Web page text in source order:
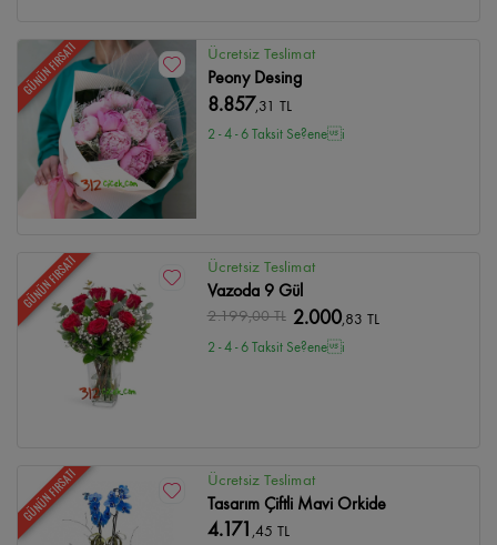
GÜNÜN FIRSATI Ücretsiz Teslimat
Peony Desing
8.857,31 TL
2 - 4 - 6 Taksit Se?enei
GÜNÜN FIRSATI Ücretsiz Teslimat
Vazoda 9 Gül
2.199,00 TL 2.000,83 TL
2 - 4 - 6 Taksit Se?enei
GÜNÜN FIRSATI Ücretsiz Teslimat
Tasarım Çiftli Mavi Orkide
4.171 ,45 TL